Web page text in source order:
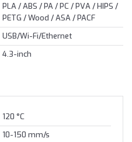
PLA / ABS / PA / PC / PVA / HIPS /
PETG / Wood / ASA / PACF
USB/Wi-Fi/Ethernet
4.3-inch
120 °C
10-150 mm/s